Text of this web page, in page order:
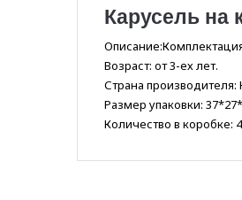
Карусель на
Возраст: от 3-ех лет.
Страна производителя:
Размер упаковки:
Количество в коробке: